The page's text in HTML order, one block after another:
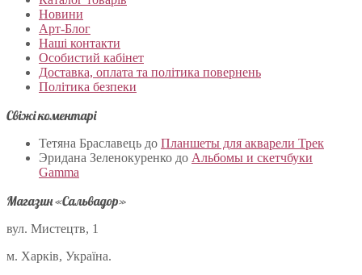
Новини
Арт-Блог
Наші контакти
Особистий кабінет
Доставка, оплата та політика повернень
Політика безпеки
Свіжі коментарі
Тетяна Браславець до Планшеты для акварели Трек
Эридана Зеленокуренко до Альбомы и скетчбуки
Gamma
Магазин «Сальвадор»
вул. Мистецтв, 1
м. Харків, Україна.